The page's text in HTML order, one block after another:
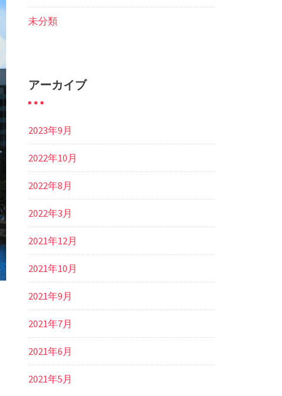
未分類
アーカイブ
2023年9月
2022年10月
2022年8月
2022年3月
2021年12月
2021年10月
2021年9月
2021年7月
2021年6月
2021年5月